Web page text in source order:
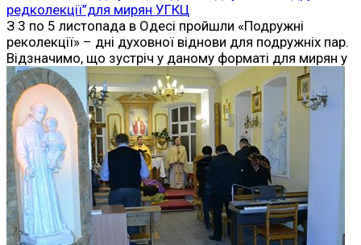
редколекції”для мирян УГКЦ
З 3 по 5 листопада в Одесі пройшли «Подружні
реколекції» – дні духовної віднови для подружніх пар.
Відзначимо, що зустріч у даному форматі для мирян у